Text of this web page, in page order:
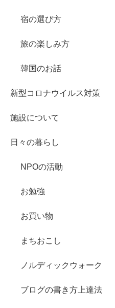
宿の選び方
旅の楽しみ方
韓国のお話
新型コロナウイルス対策
施設について
日々の暮らし
NPOの活動
お勉強
お買い物
まちおこし
ノルディックウォーク
ブログの書き方上達法